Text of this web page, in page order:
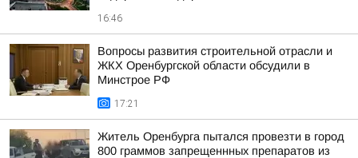
16:46
Вопросы развития строительной отрасли и
ЖКХ Оренбургской области обсудили в
Минстрое РФ
17:21
Житель Оренбурга пытался провезти в город
800 граммов запрещеннных препаратов из